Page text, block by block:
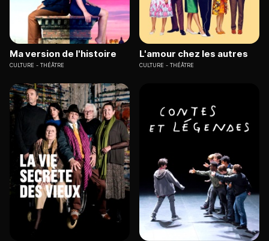
Ma version de l'histoire
CULTURE THÉÂTRE
L'amour chez les autres
CULTURE THÉÂTRE